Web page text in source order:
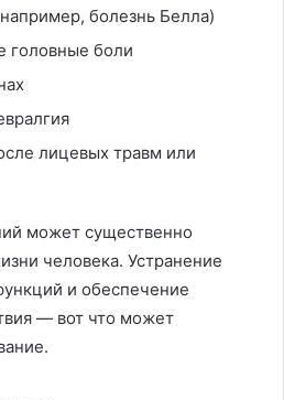
болезнь Белла)
головные боли
лицевых травм или
может существенно
человека. Устранение
и обеспечение
— вот что может